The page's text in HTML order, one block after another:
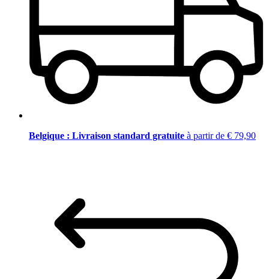
Belgique : Livraison standard gratuite à partir de € 79,90